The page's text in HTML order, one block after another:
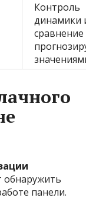
Контроль
динамики
сравнение
обнаружить
панели.